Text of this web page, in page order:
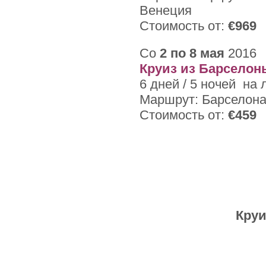
Венеция
Стоимость от: €969
Со 2 по 8 мая 2016
Круиз из
6 дней / 5 ночей на
Маршрут:
Стоимость от: €459